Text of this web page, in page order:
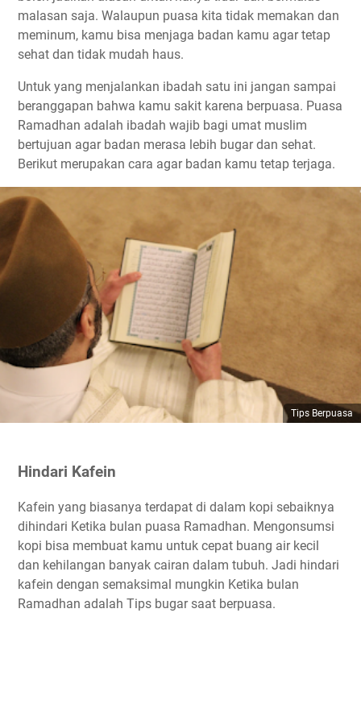
malasan saja. Walaupun puasa kita tidak memakan dan
meminum, kamu bisa menjaga badan kamu agar tetap
sehat dan tidak mudah haus.
Untuk yang menjalankan ibadah satu ini jangan sampai
beranggapan bahwa kamu sakit karena berpuasa. Puasa
Ramadhan adalah ibadah wajib bagi umat muslim
bertujuan agar badan merasa lebih bugar dan sehat.
Berikut merupakan cara agar badan kamu tetap terjaga.
Tips Berpuasa
Hindari Kafein
Kafein yang biasanya terdapat di dalam kopi sebaiknya
dihindari Ketika bulan puasa Ramadhan. Mengonsumsi
kopi bisa membuat kamu untuk cepat buang air kecil
dan kehilangan banyak cairan dalam tubuh. Jadi hindari
kafein dengan semaksimal mungkin Ketika bulan
Ramadhan adalah Tips bugar saat berpuasa.